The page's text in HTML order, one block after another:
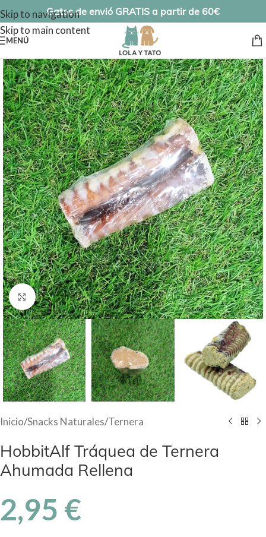
Skip to navigation
Skip to main content
Gatos de envió GRATIS a partir de 60€
MENÚ
Haga Click para agrandar
Inicio/Snacks Naturales/Ternera
HobbitAlf Tráquea de Ternera
Ahumada Rellena
2,95 €